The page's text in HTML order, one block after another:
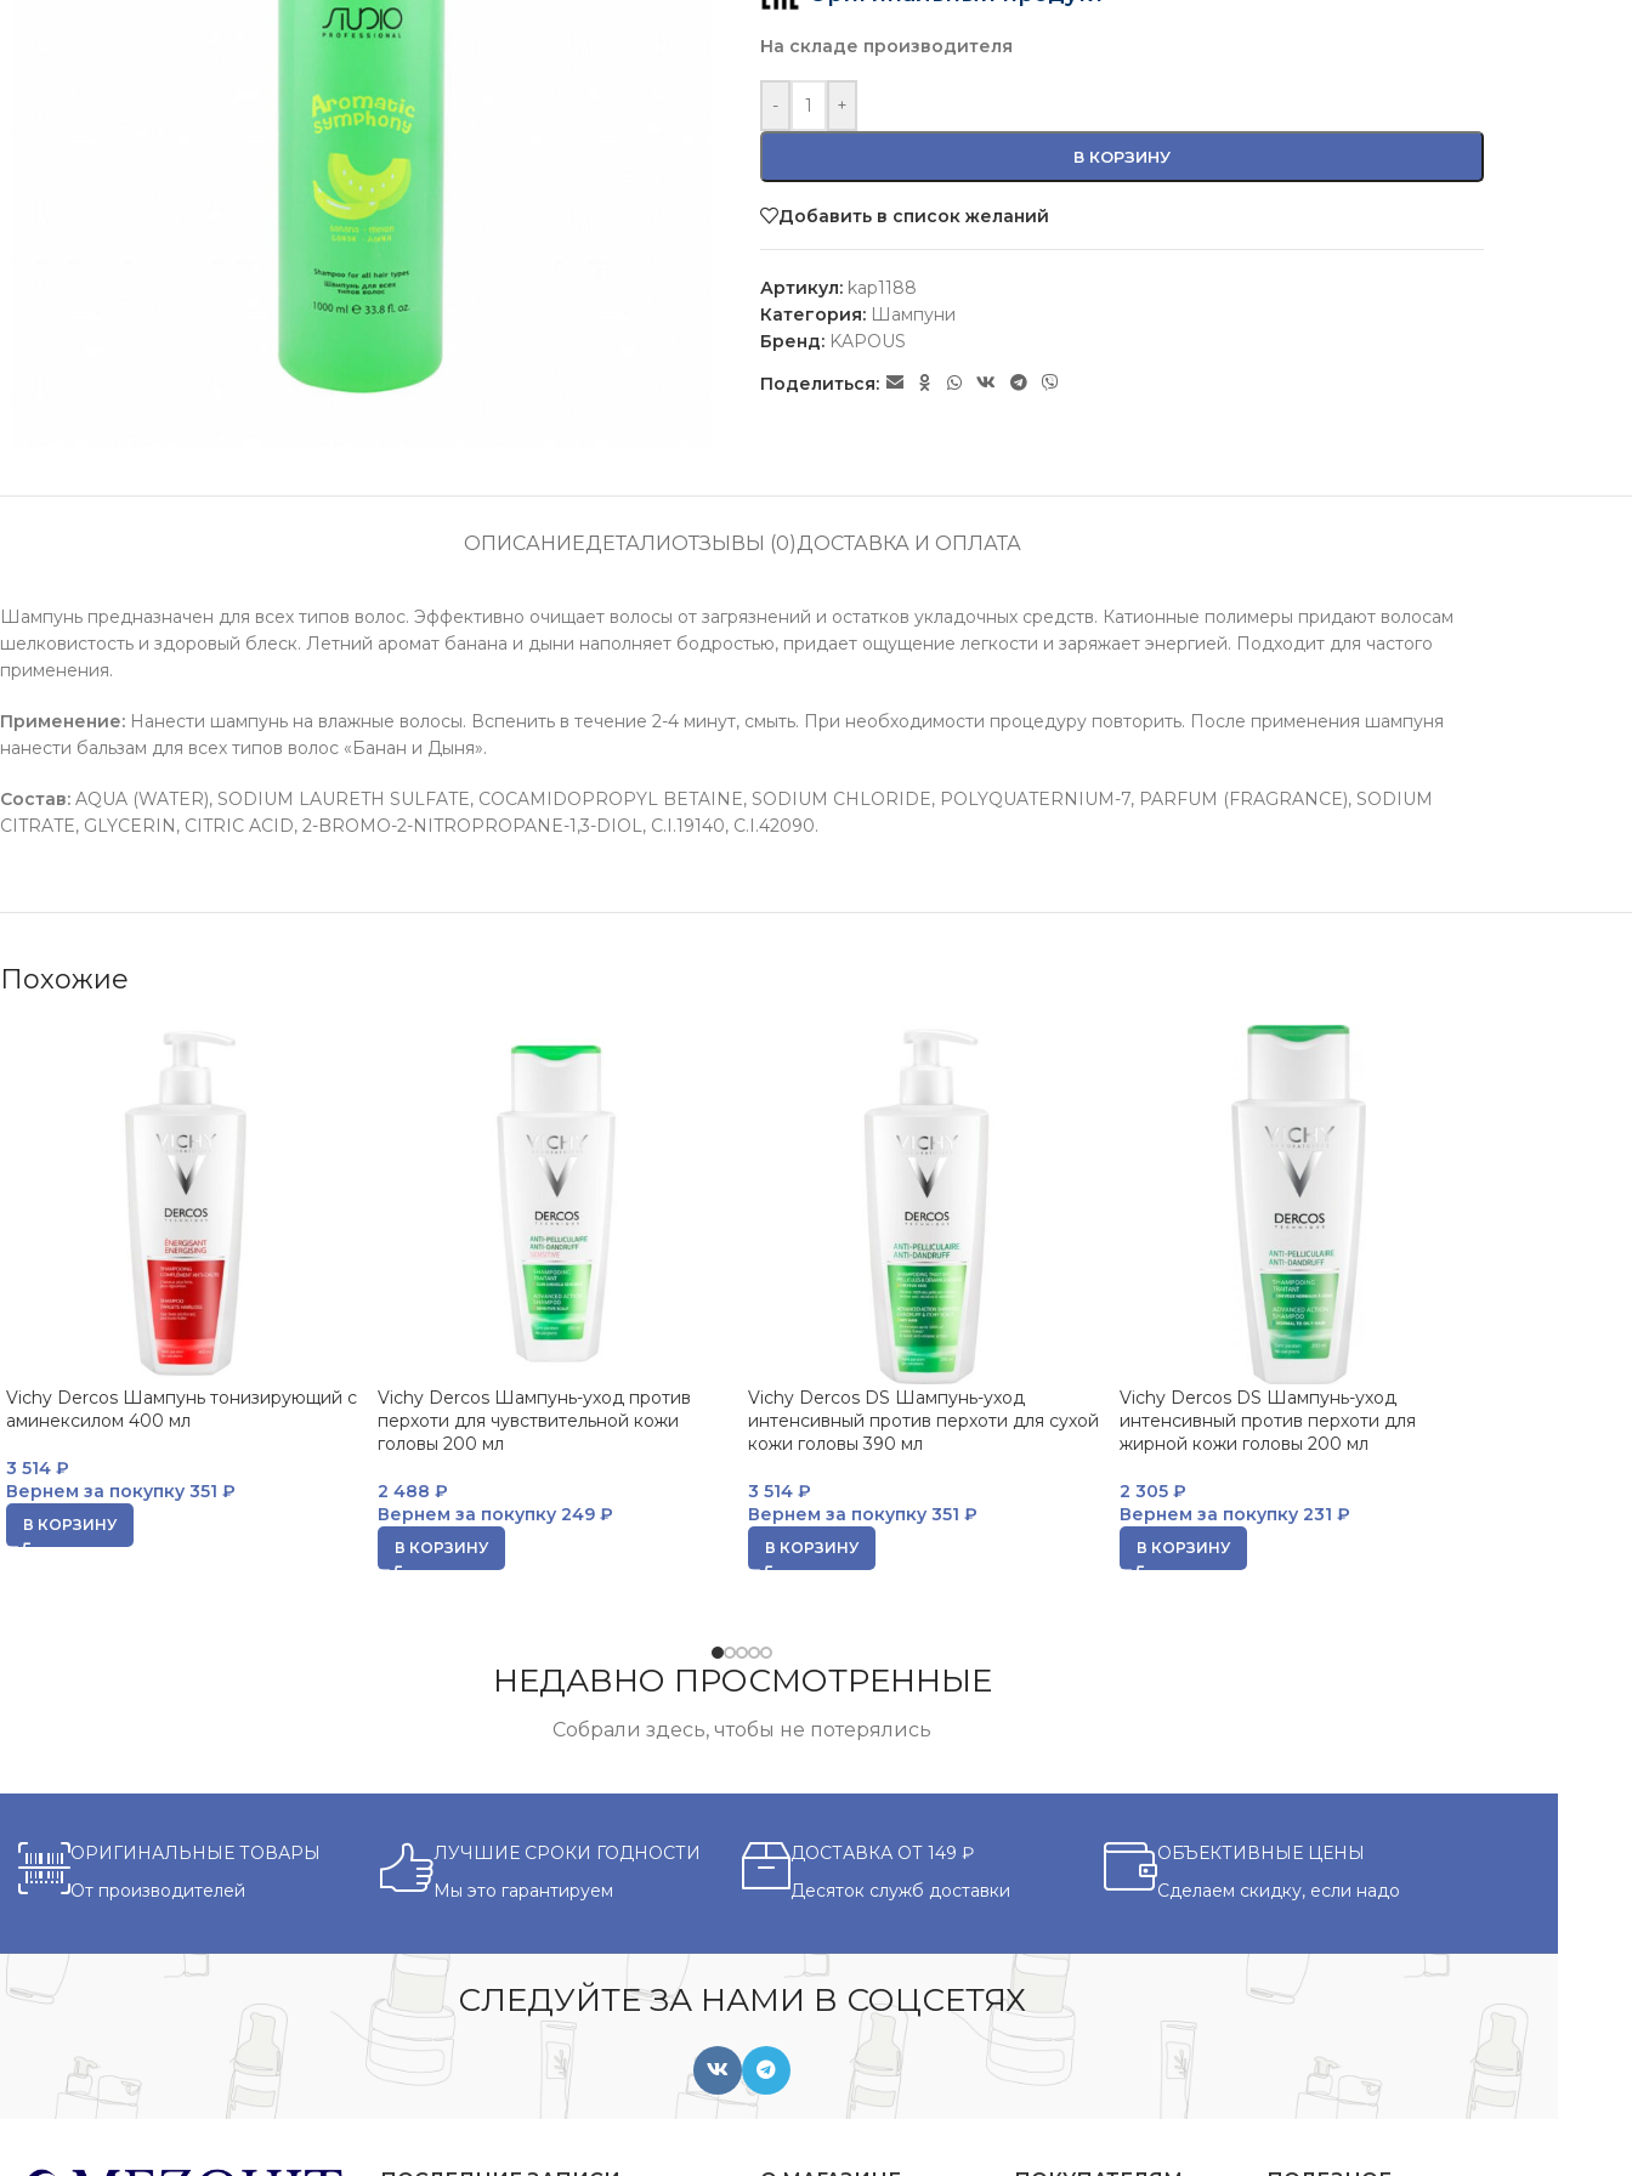
На складе производителя
- +
В КОРЗИНУ
Добавить в список желаний
Артикул: kap1188
Категория: Шампуни
Бренд: KAPOUS
Поделиться:
ОПИСАНИЕДЕТАЛИОТЗЫВЫ (0)ДОСТАВКА И ОПЛАТА
Шампунь предназначен для всех типов волос. Эффективно очищает волосы от загрязнений и остатков укладочных средств. Катионные полимеры придают волосам
шелковистость и здоровый блеск. Летний аромат банана и дыни наполняет бодростью, придает ощущение легкости и заряжает энергией. Подходит для частого
применения.
Применение: Нанести шампунь на влажные волосы. Вспенить в течение 2-4 минут, смыть. При необходимости процедуру повторить. После применения шампуня
нанести бальзам для всех типов волос «Банан и Дыня».
Состав: AQUA (WATER), SODIUM LAURETH SULFATE, COCAMIDOPROPYL BETAINE, SODIUM CHLORIDE, POLYQUATERNIUM-7, PARFUM (FRAGRANCE), SODIUM
CITRATE, GLYCERIN, CITRIC ACID, 2-BROMO-2-NITROPROPANE-1,3-DIOL, C.I.19140, C.I.42090.
Похожие
Vichy Dercos Шампунь тонизирующий с
аминексилом 400 мл
3 514 ₽
Вернем за покупку 351 ₽
В КОРЗИНУ
Vichy Dercos Шампунь-уход против
перхоти для чувствительной кожи
головы 200 мл
2 488 ₽
Вернем за покупку249 ₽
В КОРЗИНУ
Vichy Dercos DS Шампунь-уход
интенсивный против перхоти для сухой
кожи головы 390 мл
3 514 ₽
Вернем за покупку 351 ₽
В КОРЗИНУ
Vichy Dercos DS Шампунь-уход
интенсивный против перхоти для
жирной кожи головы 200 мл
2 305 ₽
Вернем за покупку231 ₽
В КОРЗИНУ
НЕДАВНО ПРОСМОТРЕННЫЕ
Собрали здесь, чтобы не потерялись
ОРИГИНАЛЬНЫЕ ТОВАРЫ
От производителей
ЛУЧШИЕ СРОКИ ГОДНОСТИ
Мы это гарантируем
ДОСТАВКА ОТ 149 ₽
Десяток служб доставки
ОБЪЕКТИВНЫЕ ЦЕНЫ
Сделаем скидку, если надо
СЛЕДУЙТЕ ЗА НАМИ В СОЦСЕТЯХ